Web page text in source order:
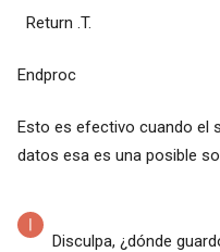
Return .T.
Endproc
Esto es efectivo cuando el
datos esa es una posible
Disculpa, ¿dónde